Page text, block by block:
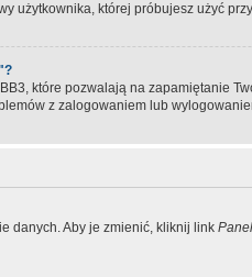
użytkownika, której próbujesz użyć
które pozwalają na zapamiętanie
z zalogowaniem lub
danych. Aby je zmienić, kliknij link